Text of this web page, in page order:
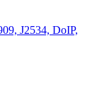
J2534, DoIP,